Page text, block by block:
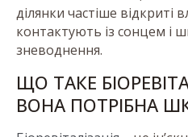
ділянки частіше відкриті
контактують із сонцем і
зневоднення.
ЩО ТАКЕ
ВОНА ПОТРІБНА